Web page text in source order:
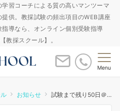
習コーチによる質の高いマンツーマ
供。教採試験の頻出項目のWEB講座
導なら、オンライン個別受験指導
教採スクール】。
Menu
お知らせ 試験まで残り50日＠志願書が合否を分ける